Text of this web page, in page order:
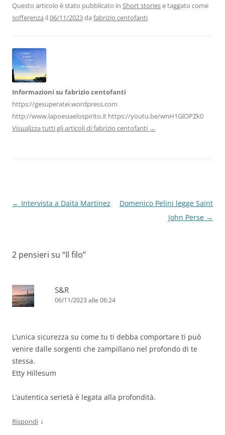
b
o
o
k
dI
n
A
p
a
m
vi
Questo articolo è stato pubblicato in Short storiese taggato come
sofferenza il06/11/2023da fabrizio centofanti
Informazioni su fabrizio centofanti
https://gesuperatei.wordpress.com
http://www.lapoesiaelospirito.it https://youtu.be/wnH1GlOPZk0
Visualizza tutti gli articoli di fabrizio centofanti →
Navigazione
← Intervista a Daìta Martinez
Domenico Pelini legge Saint
John Perse →
2 pensieri su “Il filo”
S&R
06/11/2023 alle 06:24
L’unica sicurezza su come tu ti debba comportare ti può
venire dalle sorgenti che zampillano nel profondo di te
stessa.
Etty Hillesum
L’autentica serietà è legata alla profondità.
Rispondi ↓